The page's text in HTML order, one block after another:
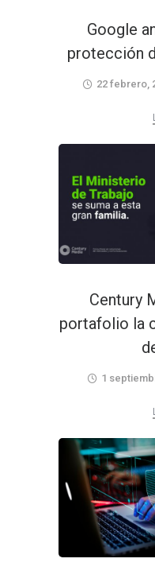
Google
protección
22 febrero,
Century
portafolio la
1